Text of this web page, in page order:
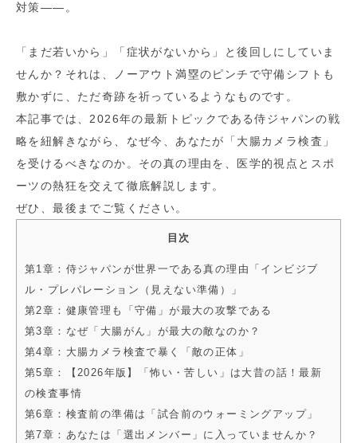
対策——。
「まだ若いから」「症状がないから」と後回しにしていま
せんか？それは、ノーアウト満塁のピンチで守備シフトも
敷かずに、ただ奇跡を祈っているようなものです。
本記事では、2026年の最新トピックである侍ジャパンの戦
略を紐解きながら、なぜ今、あなたが「大腸カメラ検査」
を受けるべきなのか。その真の理由を、医学的視点とスポ
ーツの熱狂を交えて徹底解説します。
ぜひ、最後までご覧ください。
目次
第1章：侍ジャパンが世界一である真の理由「インビジブ
ル・プレパレーション（見えない準備）」
第2章：健康管理も「守備」が最大の攻撃である
第3章：なぜ「大腸がん」が最大の敵なのか？
第4章：大腸カメラ検査で暴く「敵の正体」
第5章：【2026年版】「怖い・苦しい」は大昔の話！最新
の検査事情
第6章：検査前の準備は「試合前のウォーミングアップ」
第7章：あなたは「選出メンバー」に入っていませんか？